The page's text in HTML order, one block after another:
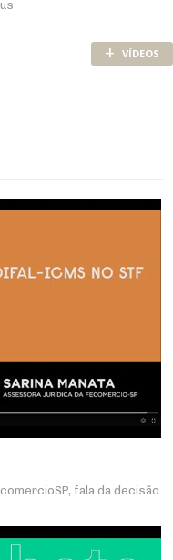
+ VÍDEOS
fala da decisão